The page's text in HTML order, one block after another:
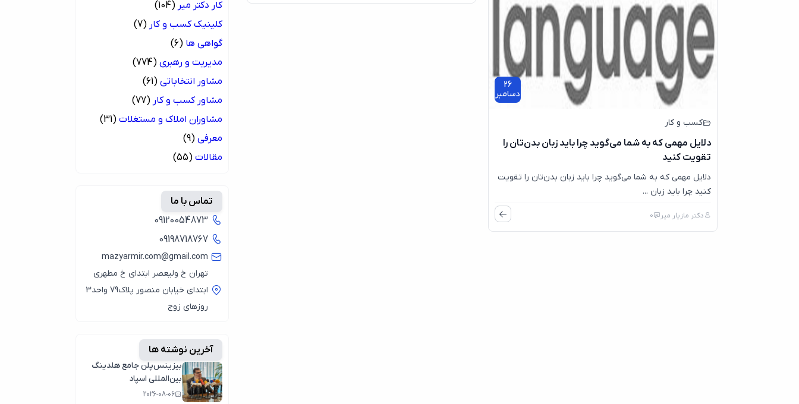
26
دسامبر
کسب و کار
دلایل مهمی که به شما می‌گوید چرا باید زبان بدن‌تان را
تقویت کنید
دلایل مهمی که به شما می‌گوید چرا باید زبان بدن‌تان را تقویت
کنید چرا باید زبان ...
دکتر مازیار میر 0
کار دکتر میر (104)
کلینیک کسب و کار (7)
گواهی ها (6)
مدیریت و رهبری (774)
مشاور انتخاباتی (61)
مشاور کسب و کار (77)
مشاوران املاک و مستغلات (31)
معرفی (9)
مقالات (55)
تماس با ما
09120054873
09198718767
mazyarmir.com@gmail.com
تهران خ ولیعصر ابتدای خ مطهری
ابتدای خیابان منصور پلاک79 واحد3
روزهای زوج
آخرین نوشته ها
بیزینس‌پلن جامع هلدینگ
بین‌المللی اسپاد
2026-08-06